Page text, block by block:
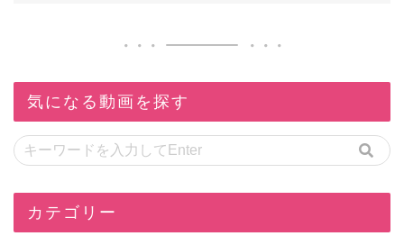
気になる動画を探す
カテゴリー